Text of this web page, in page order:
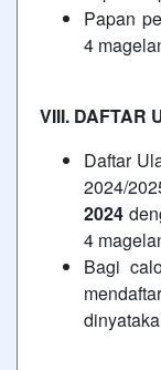
Papan
4
VIII. DAFTAR
Daftar
2024/
2024
4
Bagi